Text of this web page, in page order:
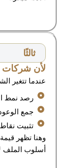
ثالثًا
لأن شركات
عندما تتغير
رصد نمط
جمع
تثبيت
وهنا تظهر
أسلوب الملف